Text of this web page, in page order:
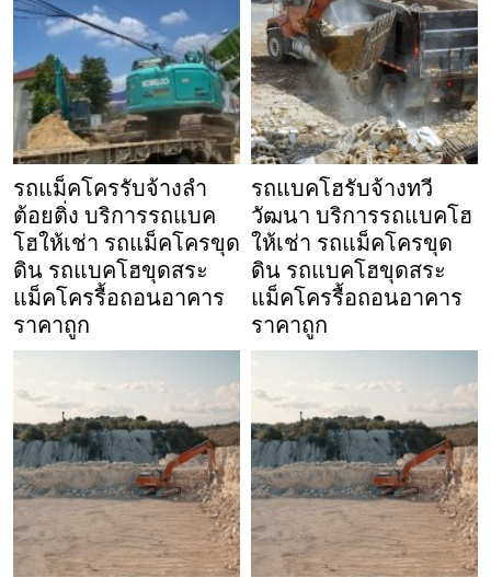
รถแม็คโครรับจ้างลำ
ต้อยติ่ง บริการรถแบค
โฮให้เช่า รถแม็คโครขุด
ดิน รถแบคโฮขุดสระ
แม็คโครรื้อถอนอาคาร
ราคาถูก
รถแบคโฮรับจ้างทวี
วัฒนา บริการรถแบคโฮ
ให้เช่า รถแม็คโครขุด
ดิน รถแบคโฮขุดสระ
แม็คโครรื้อถอนอาคาร
ราคาถูก